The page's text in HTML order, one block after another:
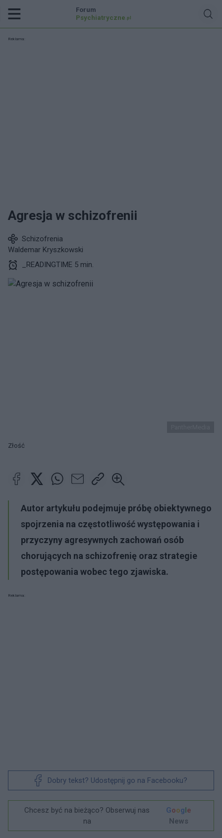
Forum
Psychiatryczne .pl
Reklama:
Agresja w schizofrenii
Schizofrenia
Waldemar Kryszkowski
_READINGTIME 5 min.
Złość
Autor artykułu podejmuje próbę obiektywnego
spojrzenia na częstotliwość występowania i
przyczyny agresywnych zachowań osób
chorujących na schizofrenię oraz strategie
postępowania wobec tego zjawiska.
Reklama:
Dobry tekst? Udostępnij go na Facebooku?
Chcesz być na bieżąco? Obserwuj nas
na
Google
News